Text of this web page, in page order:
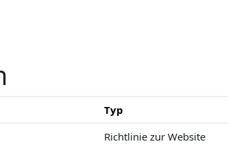
Typ
Richtlinie zur Website